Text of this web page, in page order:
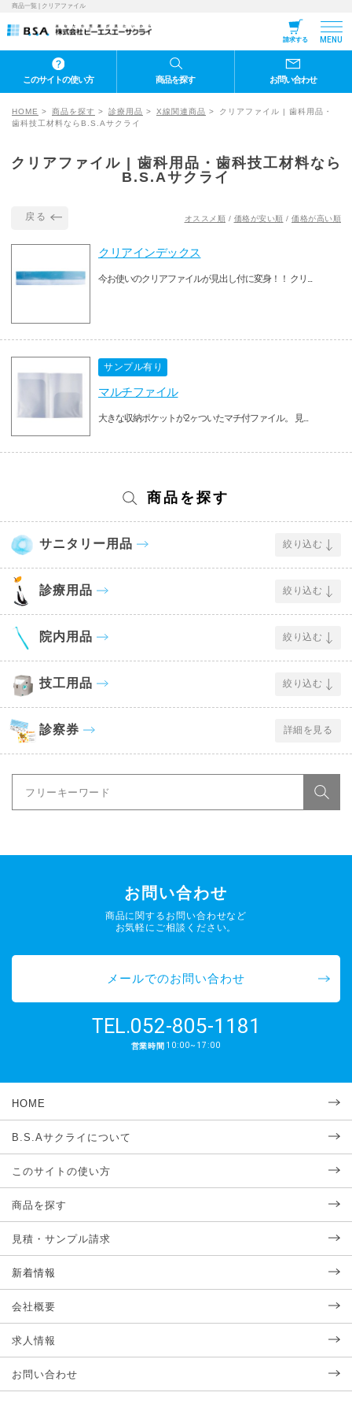
商品一覧 | クリアファイル
請求する MENU
このサイトの使い方 商品を探す お問い合わせ
HOME 商品を探す 診療用品 X線関連商品
クリアファイル | 歯科用品・
歯科技工材料ならB.S.Aサクライ
クリアファイル | 歯科用品・歯科技工材料なら
B.S.Aサクライ
戻る オススメ順 / 価格が安い順 / 価格が高い順
クリアインデックス
今お使いのクリアファイルが見出し付に変身！！ クリ...
サンプル有り
マルチファイル
大きな収納ポケットが2ヶついたマチ付ファイル。 見...
商品を探す
サニタリー用品 絞り込む
診療用品 絞り込む
院内用品 絞り込む
技工用品 絞り込む
診察券 詳細を見る
お問い合わせ
商品に関するお問い合わせなど
お気軽にご相談ください。
メールでのお問い合わせ
TEL.052-805-1181
営業時間 10:00~17:00
HOME
B.S.Aサクライについて
このサイトの使い方
商品を探す
見積・サンプル請求
新着情報
会社概要
求人情報
お問い合わせ